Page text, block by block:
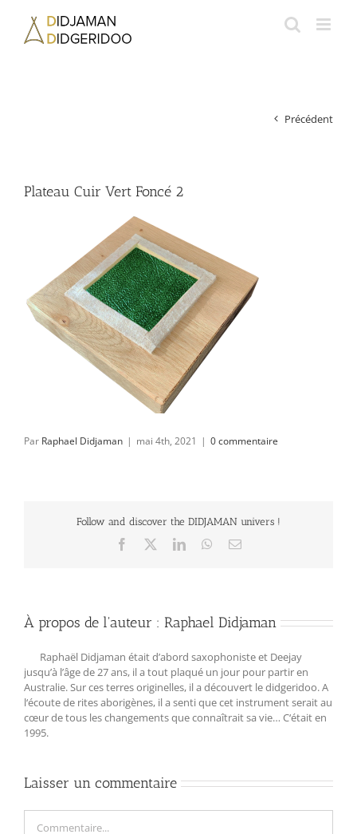
contenu
Précédent
Plateau Cuir Vert Foncé 2
Par Raphael Didjaman | mai 4th, 2021 | 0 commentaire
Follow and discover the DIDJAMAN univers !
Facebook LinkedInWhatsApp
Email
À propos de l'auteur : Raphael Didjaman
Raphaël Didjaman était d’abord saxophoniste et Deejay
jusqu’à l’âge de 27 ans, il a tout plaqué un jour pour partir en
Australie. Sur ces terres originelles, il a découvert le didgeridoo. A
l‘écoute de rites aborigènes, il a senti que cet instrument serait au
cœur de tous les changements que connaîtrait sa vie… C‘était en
1995.
Laisser un commentaire